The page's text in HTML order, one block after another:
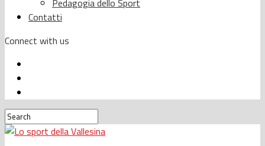
Pedagogia dello Sport
Contatti
Connect with us